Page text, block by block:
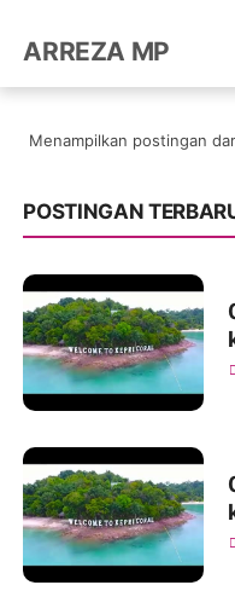
ARREZA MP
Menampilkan postingan
POSTINGAN